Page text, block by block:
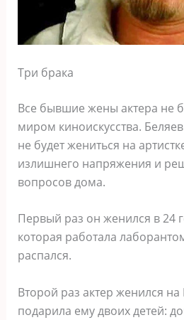
Три брака
Все бывшие жены актера не
миром киноискусства.
не будет жениться на
излишнего напряжения и
вопросов дома.
Первый раз он женился в 24
которая работала
распался.
Второй раз актер женился на
подарила ему двоих детей: